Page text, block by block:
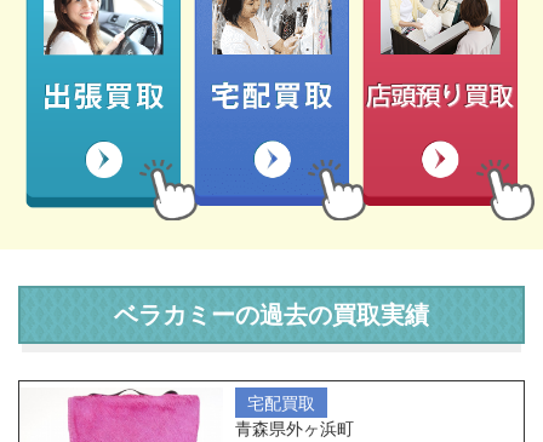
ベラカミーの過去の買取実績
宅配買取
青森県外ヶ浜町